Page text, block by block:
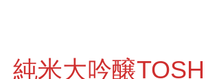
純米大吟醸